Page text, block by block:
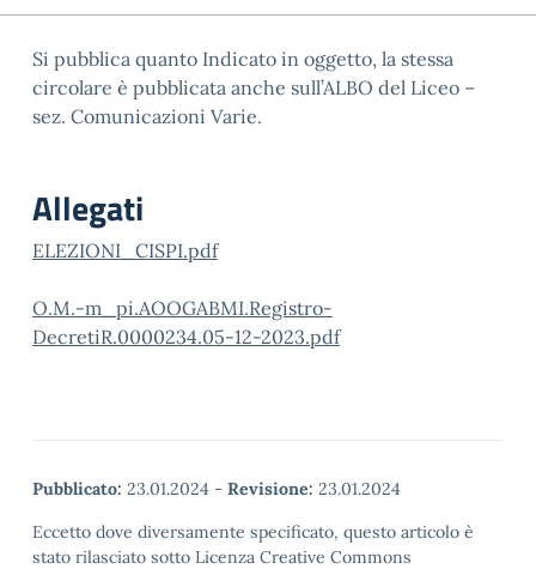
Si pubblica quanto Indicato in oggetto, la stessa
circolare è pubblicata anche sull’ALBO del Liceo –
sez. Comunicazioni Varie.
Allegati
ELEZIONI_CISPI.pdf
O.M.-m_pi.AOOGABMI.Registro-
DecretiR.0000234.05-12-2023.pdf
Pubblicato: 23.01.2024 - Revisione: 23.01.2024
Eccetto dove diversamente specificato, questo articolo è
stato rilasciato sotto Licenza Creative Commons